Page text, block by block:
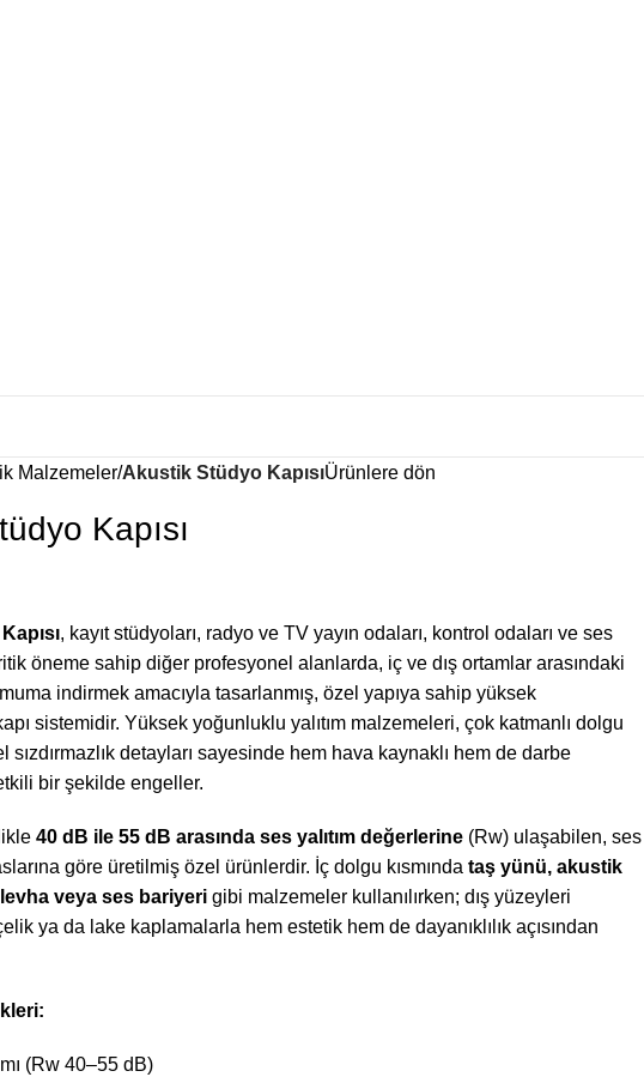
Malzemeler Akustik Stüdyo KapısıÜrünlere dön
Kapısı
, kayıt stüdyoları, radyo ve TV yayın odaları, kontrol odaları ve ses
öneme sahip diğer profesyonel alanlarda, iç ve dış ortamlar arasındaki
indirmek amacıyla tasarlanmış, özel yapıya sahip yüksek
sistemidir. Yüksek yoğunluklu yalıtım malzemeleri, çok katmanlı dolgu
sızdırmazlık detayları sayesinde hem hava kaynaklı hem de darbe
bir şekilde engeller.
40 dB ile 55 dB arasında ses yalıtım değerlerine (Rw) ulaşabilen, ses
göre üretilmiş özel ürünlerdir. İç dolgu kısmında taş yünü, akustik
veya ses bariyeri gibi malzemeler kullanılırken; dış yüzeyleri
ya da lake kaplamalarla hem estetik hem de dayanıklılık açısından
(Rw 40–55 dB)